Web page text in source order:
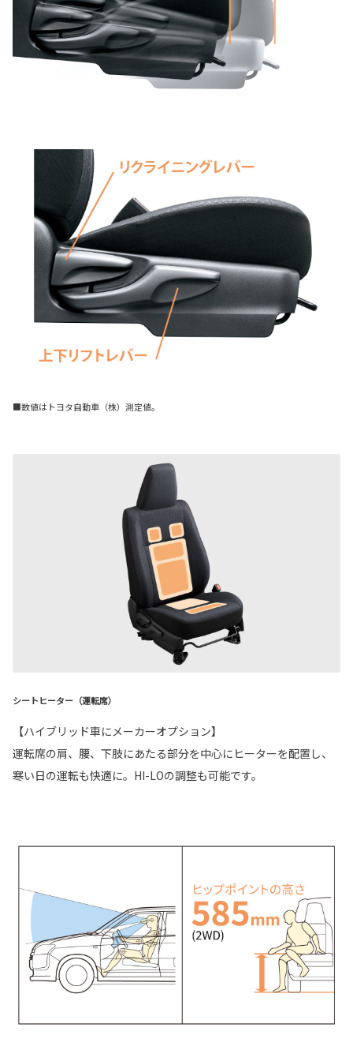
■数値はトヨタ自動車（株）測定値。
シートヒーター（運転席）
【ハイブリッド車にメーカーオプション】
運転席の肩、腰、下肢にあたる部分を中心にヒーターを配置し、
寒い日の運転も快適に。HI-LOの調整も可能です。